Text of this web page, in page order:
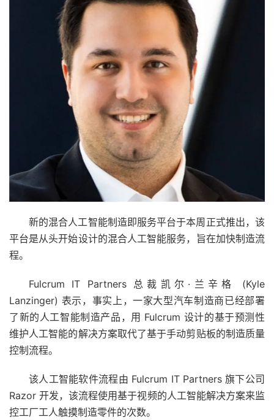
新的混合人工智能制造即服务平台于本周正式推出，该
平台是从头开始设计的混合人工智能服务，旨在加快制造流
程。
Fulcrum IT Partners 总裁凯尔·兰辛格 (Kyle
Lanzinger) 表示，事实上，一家大型汽车制造商已经部署
了新的人工智能制造产品，用 Fulcrum 设计的基于预测性
维护人工智能的解决方案取代了基于手动剪贴板的制造质量
控制流程。
该人工智能软件流程由 Fulcrum IT Partners 旗下公司
Razor 开发，该流程使用基于视频的人工智能解决方案来监
控工厂工人触摸制造零件的次数。